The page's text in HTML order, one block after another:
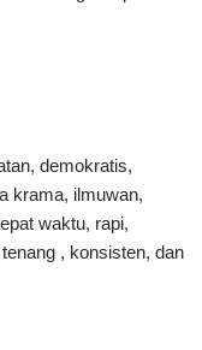
demokratis,
krama, ilmuwan,
waktu, rapi,
, konsisten, dan